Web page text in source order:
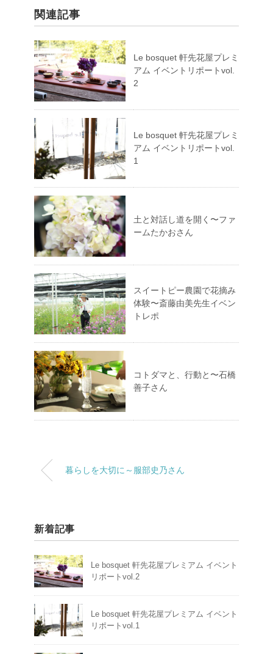
関連記事
Le bosquet 軒先花屋プレミ
アム イベントリポートvol.
2
Le bosquet 軒先花屋プレミ
アム イベントリポートvol.
1
土と対話し道を開く〜ファ
ームたかおさん
スイートピー農園で花摘み
体験〜斎藤由美先生イベン
トレポ
コトダマと、行動と〜石橋
善子さん
暮らしを大切に～服部史乃さん
新着記事
Le bosquet 軒先花屋プレミアム イベント
リポートvol.2
Le bosquet 軒先花屋プレミアム イベント
リポートvol.1